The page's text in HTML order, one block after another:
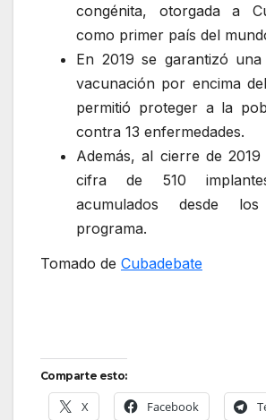
congénita, otorgada a
como primer país del
En 2019 se garantizó
vacunación por encima
permitió proteger a la
contra 13 enfermedades.
Además, al cierre de
cifra de 510
acumulados desde
programa.
Tomado de Cubadebate
Comparte esto:
X Facebook